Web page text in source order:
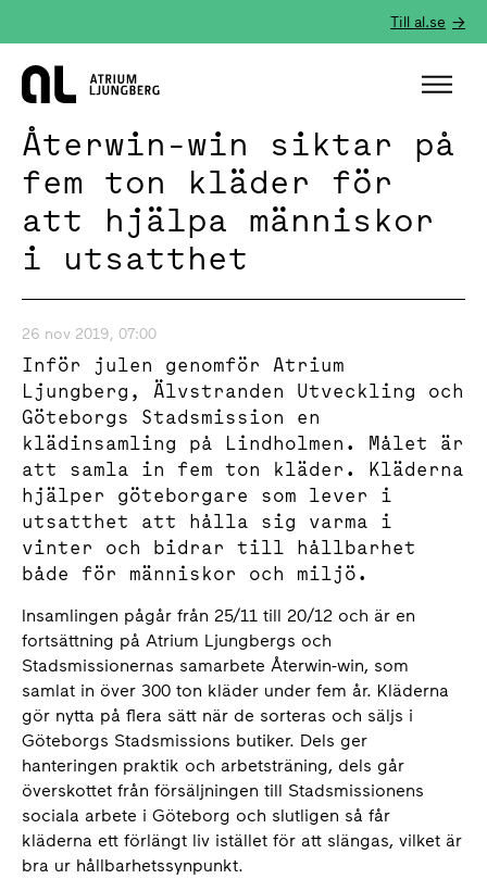
Till al.se
Hem
Återwin-win siktar på
fem ton kläder för
att hjälpa människor
i utsatthet
26 nov 2019, 07:00
Inför julen genomför Atrium
Ljungberg, Älvstranden Utveckling och
Göteborgs Stadsmission en
klädinsamling på Lindholmen. Målet är
att samla in fem ton kläder. Kläderna
hjälper göteborgare som lever i
utsatthet att hålla sig varma i
vinter och bidrar till hållbarhet
både för människor och miljö.
Insamlingen pågår från 25/11 till 20/12 och är en
fortsättning på Atrium Ljungbergs och
Stadsmissionernas samarbete Återwin-win, som
samlat in över 300 ton kläder under fem år. Kläderna
gör nytta på flera sätt när de sorteras och säljs i
Göteborgs Stadsmissions butiker. Dels ger
hanteringen praktik och arbetsträning, dels går
överskottet från försäljningen till Stadsmissionens
sociala arbete i Göteborg och slutligen så får
kläderna ett förlängt liv istället för att slängas, vilket är
bra ur hållbarhetssynpunkt.